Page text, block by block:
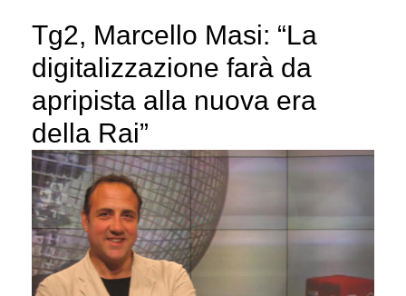
Tg2, Marcello Masi: “La
digitalizzazione farà da
apripista alla nuova era
della Rai”